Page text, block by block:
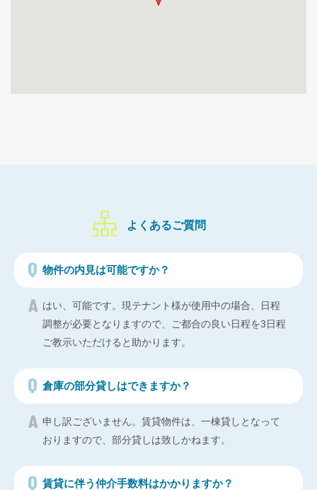
よくあるご質問
物件の内見は可能ですか？
はい、可能です。現テナント様が使用中の場合、日程
調整が必要となりますので、ご都合の良い日程を3日程
ご教示いただけると助かります。
倉庫の部分貸しはできますか？
申し訳ございません。賃貸物件は、一棟貸しとなって
おりますので、部分貸しは致しかねます。
賃貸に伴う仲介手数料はかかりますか？